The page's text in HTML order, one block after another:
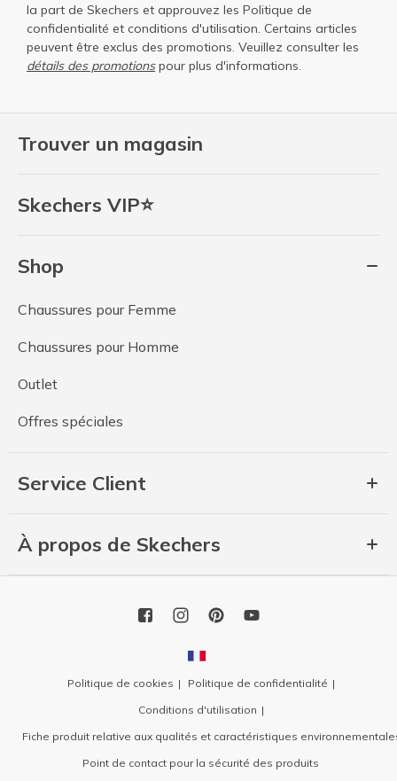
Trouver un magasin
Skechers VIP⭐
Shop
Chaussures pour Femme
Chaussures pour Homme
Outlet
Offres spéciales
Service Client
À propos de Skechers
la part de Skechers et approuvez les Politique de
confidentialité et conditions d'utilisation. Certains articles
peuvent être exclus des promotions. Veuillez consulter les
détails des promotionspour plus d'informations.
Politique de cookies
Politique de confidentialité
Conditions d'utilisation
Fiche produit relative aux qualités et caractéristiques
Point de contact pour la sécurité des produits